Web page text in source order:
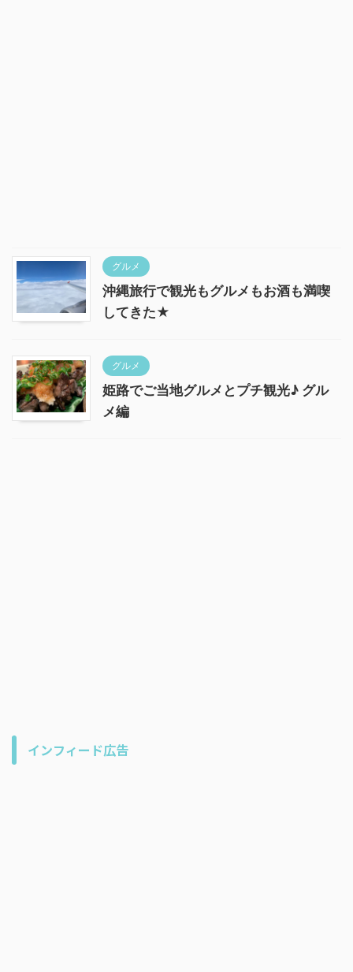
グルメ
沖縄旅行で観光もグルメもお酒も満喫
してきた★
グルメ
姫路でご当地グルメとプチ観光♪ グル
メ編
インフィード広告